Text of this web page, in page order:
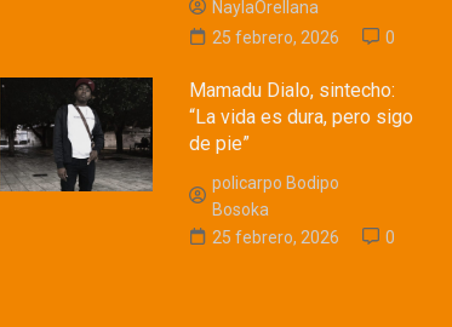
NaylaOrellana
25 febrero, 2026
0
Mamadu Dialo, sintecho:
“La vida es dura, pero sigo
de pie”
policarpo Bodipo
Bosoka
25 febrero, 2026
0